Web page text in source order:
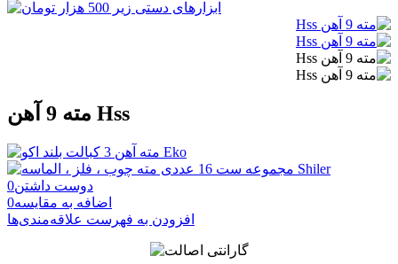
مته 9 آهن Hss
دوست داشتن0
اضافه به مقایسه0
افزودن به فهرست علاقه‌مندی‌ها